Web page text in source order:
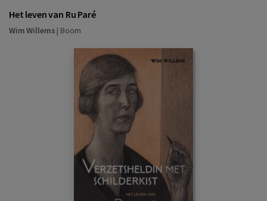
Het leven van Ru Paré
Wim Willems | Boom